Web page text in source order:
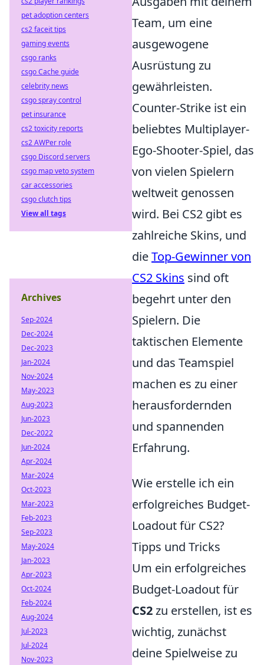
Team, um eine
ausgewogene
Ausrüstung zu
gewährleisten.
Counter-Strike ist ein
beliebtes Multiplayer-
Ego-Shooter-Spiel, das
von vielen Spielern
weltweit genossen
wird. Bei CS2 gibt es
zahlreiche Skins, und
dieTop-Gewinner von
CS2 Skins sind oft
begehrt unter den
Spielern. Die
taktischen Elemente
und das Teamspiel
machen es zu einer
herausfordernden
und spannenden
Erfahrung.
Wie erstelle ich ein
erfolgreiches Budget-
Loadout für CS2?
Tipps und Tricks
Um ein erfolgreiches
Budget-Loadout für
CS2zu erstellen, ist es
wichtig, zunächst
deine Spielweise zu
pet adoption centers
cs2 faceit tips
gaming events
csgo ranks
csgo Cache guide
celebrity news
csgo spray control
pet insurance
cs2 toxicity reports
cs2 AWPer role
csgo Discord servers
csgo map veto system
car accessories
csgo clutch tips
View all tags
Archives
Sep-2024
Dec-2024
Dec-2023
Jan-2024
Nov-2024
May-2023
Aug-2023
Jun-2023
Dec-2022
Jun-2024
Apr-2024
Mar-2024
Oct-2023
Mar-2023
Feb-2023
Sep-2023
May-2024
Jan-2023
Apr-2023
Oct-2024
Feb-2024
Aug-2024
Jul-2023
Jul-2024
Nov-2023